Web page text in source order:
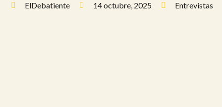
ElDebatiente 14 octubre, 2025 Entrevistas